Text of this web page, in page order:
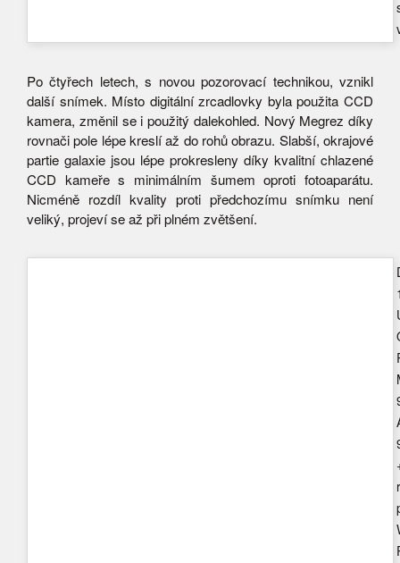
Po čtyřech letech, s novou pozorovací technikou, vznikl
další snímek. Místo digitální zrcadlovky byla použita CCD
kamera, změnil se i použitý dalekohled. Nový Megrez díky
rovnači pole lépe kreslí až do rohů obrazu. Slabší, okrajové
partie galaxie jsou lépe prokresleny díky kvalitní chlazené
CCD kameře s minimálním šumem oproti fotoaparátu.
Nicméně rozdíl kvality proti předchozímu snímku není
veliký, projeví se až při plném zvětšení.